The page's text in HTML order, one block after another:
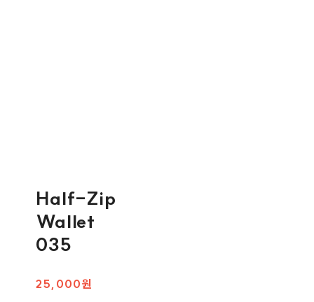
Half-Zip
Wallet
035
25,000원